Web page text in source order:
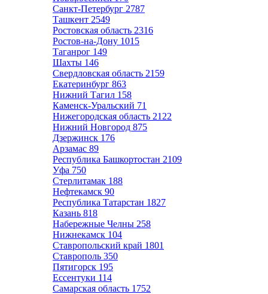
Санкт-Петербург 2787
Ташкент 2549
Ростовская область 2316
Ростов-на-Дону 1015
Таганрог 149
Шахты 146
Свердловская область 2159
Екатеринбург 863
Нижний Тагил 158
Каменск-Уральский 71
Нижегородская область 2122
Нижний Новгород 875
Дзержинск 176
Арзамас 89
Республика Башкортостан 2109
Уфа 750
Стерлитамак 188
Нефтекамск 90
Республика Татарстан 1827
Казань 818
Набережные Челны 258
Нижнекамск 104
Ставропольский край 1801
Ставрополь 350
Пятигорск 195
Ессентуки 114
Самарская область 1752